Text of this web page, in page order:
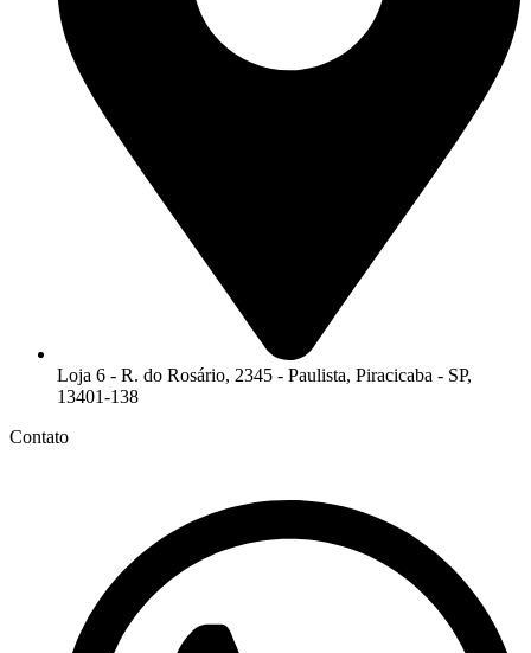
Loja 6 - R. do Rosário, 2345 - Paulista, Piracicaba - SP,
13401-138
Contato